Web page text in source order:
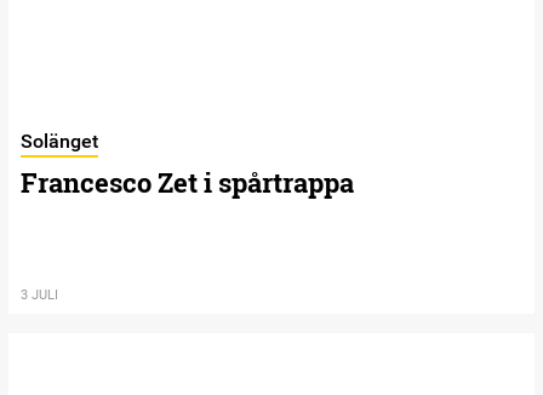
Solänget
Francesco Zet i spårtrappa
3 JULI